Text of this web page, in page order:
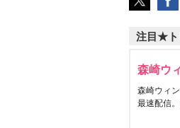
注目★ト
森崎ウ
森崎ウィ
最速配信